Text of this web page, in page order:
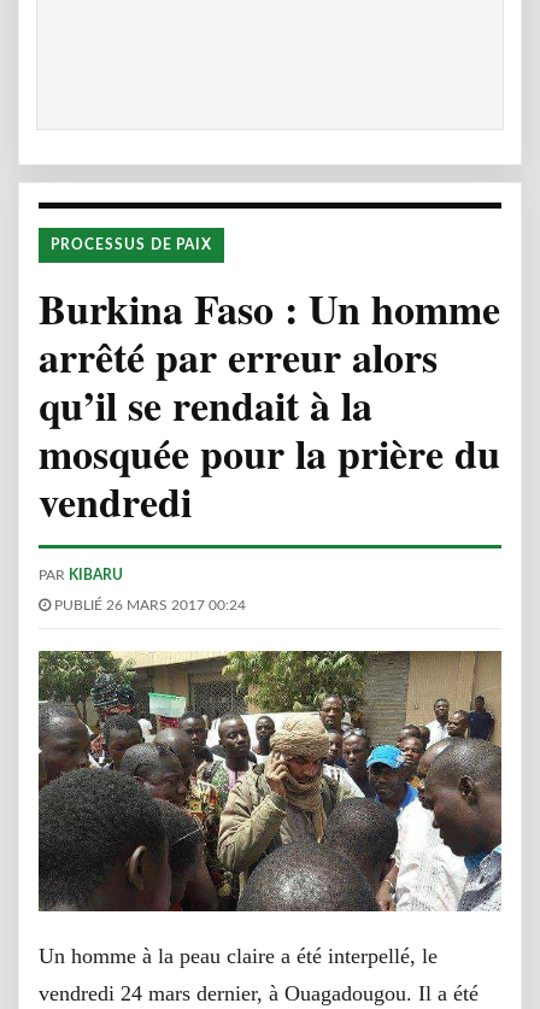
PROCESSUS DE PAIX
Burkina Faso : Un homme
arrêté par erreur alors
qu’il se rendait à la
mosquée pour la prière du
vendredi
PAR KIBARU
PUBLIÉ 26 MARS 2017 00:24
Un homme à la peau claire a été interpellé, le
vendredi 24 mars dernier, à Ouagadougou. Il a été